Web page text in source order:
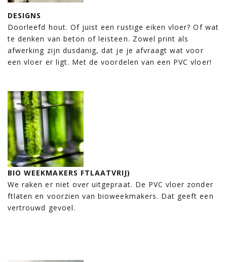
DESIGNS
Doorleefd hout. Of juist een rustige eiken vloer? Of wat
te denken van beton of leisteen. Zowel print als
afwerking zijn dusdanig, dat je je afvraagt wat voor
een vloer er ligt. Met de voordelen van een PVC vloer!
BIO WEEKMAKERS FTLAATVRIJ)
We raken er niet over uitgepraat. De PVC vloer zonder
ftlaten en voorzien van bioweekmakers. Dat geeft een
vertrouwd gevoel.